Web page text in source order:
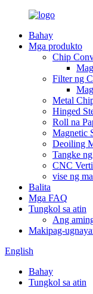
Bahay
Mga produkto
Chip
Filter ng
Metal
Hinged
Roll na
Magnetic
Deoiling
Tangke
CNC
vise ng
Balita
Mga FAQ
Tungkol sa atin
Ang
Makipag-
English
Bahay
Tungkol sa atin